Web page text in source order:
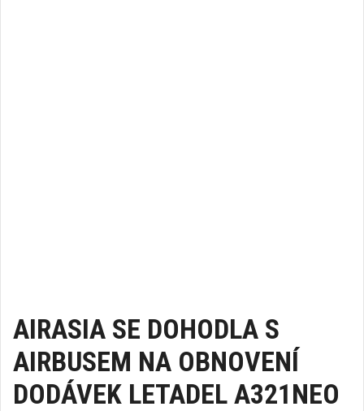
AIRASIA SE DOHODLA S
AIRBUSEM NA OBNOVENÍ
DODÁVEK LETADEL A321NEO